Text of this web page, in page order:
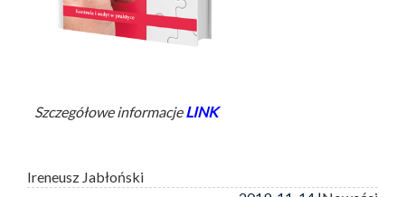
Szczegółowe informacjeLINK
Ireneusz Jabłoński